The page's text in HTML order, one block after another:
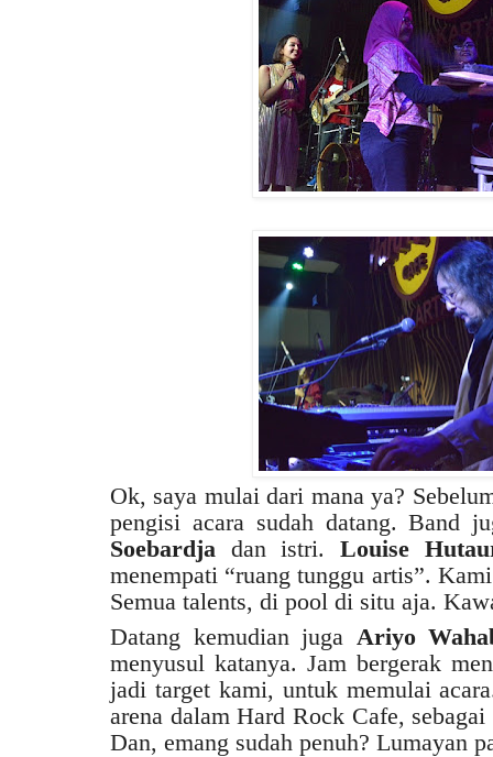
Ok, saya mulai dari mana ya?
pengisi acara sudah datang. Band
Soebardja dan istri.Louise
menempati “ruang tunggu artis”.
Semua talents, di pool di situ aja.
Datang kemudian juga Ariyo
menyusul katanya. Jam bergerak
jadi target kami, untuk memulai
arena dalam Hard Rock Cafe, sebagai
Dan, emang sudah penuh? Lumayan